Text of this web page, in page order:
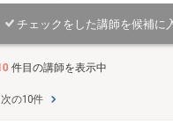
チェックをした講師を候補に
件目の講師を表示中
次の10件